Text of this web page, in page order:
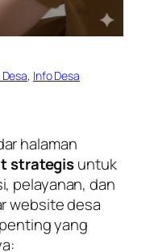
, Info Desa
halaman
strategisuntuk
pelayanan, dan
website desa
yang